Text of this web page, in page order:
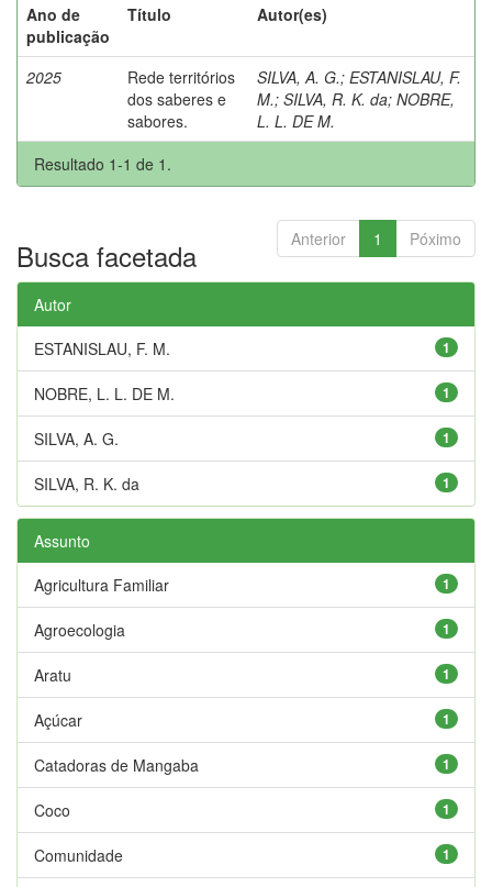
Ano de
publicação
Título Autor(es)
2025
Rede territórios
dos saberes e
sabores.
SILVA, A. G.; ESTANISLAU, F.
M.; SILVA, R. K. da; NOBRE,
L. L. DE M.
Resultado 1-1 de 1.
Anterior 1 Póximo
Busca facetada
Autor
1
ESTANISLAU, F. M.
1
NOBRE, L. L. DE M.
1
SILVA, A. G.
1
SILVA, R. K. da
Assunto
1
Agricultura Familiar
1
Agroecologia
1
Aratu
1
Açúcar
1
Catadoras de Mangaba
1
Coco
1
Comunidade